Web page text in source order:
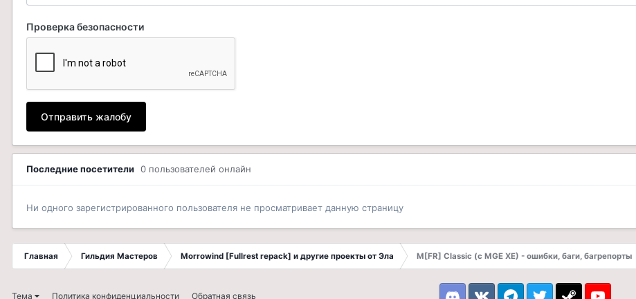
Проверка безопасности
Отправить жалобу
Последние посетители 0 пользователей онлайн
Ни одного зарегистрированного пользователя не просматривает данную страницу
Главная Гильдия Мастеров Morrowind [Fullrest repack] и другие проекты от Эла M[FR] Classic (с MGE XE) - ошибки, баги, багрепорты
Тема Политика конфиденциальности Обратная связь